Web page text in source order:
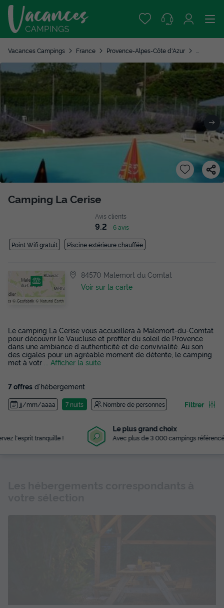
Vacances Campings France Provence-Alpes-Côte d'Azur
Camping La Cerise
Avis clients
9.2 6 avis
Point Wifi gratuit Piscine extérieure chauffée
84570 Malemort du Comtat
Voir sur la carte
Le camping La Cerise vous accueillera à Malemort-du-Comtat
pour découvrir le Vaucluse et profiter du soleil de Provence
dans une ambiance d authenticité et de convivialité. Au son
des cigales pour un agréable moment de détente, le camping
met à votr
... Afficher la suite
7 offres d'hébergement
jj/mm/aaaa 7 nuits Nombre de personnes Filtrer
Le plus grand choix
Avec plus de 3 000 campings référencés